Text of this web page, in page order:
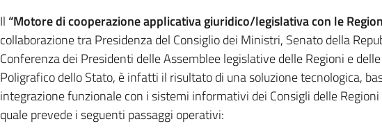
Il “Motore di cooperazione applicativa giuridico/legislativa con le
collaborazione tra Presidenza del Consiglio dei Ministri, Senato della
Conferenza dei Presidenti delle Assemblee legislative delle Regioni e
Poligrafico dello Stato, è infatti il risultato di una soluzione tecnologica,
integrazione funzionale con i sistemi informativi dei Consigli delle
quale prevede i seguenti passaggi operativi: